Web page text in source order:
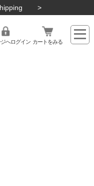
へログイン カートをみる